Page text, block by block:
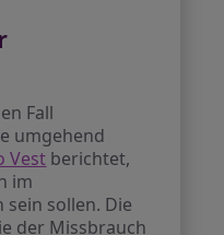
Fall
umgehend
Vest berichtet,
im
sollen. Die
der Missbrauch